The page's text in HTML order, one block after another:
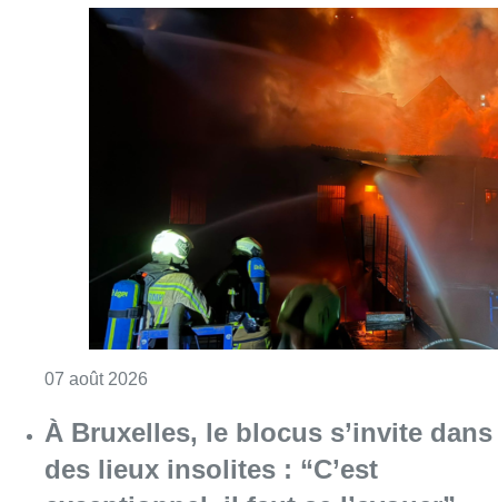
07 août 2026
À Bruxelles, le blocus s’invite dans
des lieux insolites : “C’est